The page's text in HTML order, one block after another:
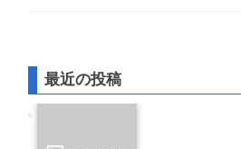
最近の投稿